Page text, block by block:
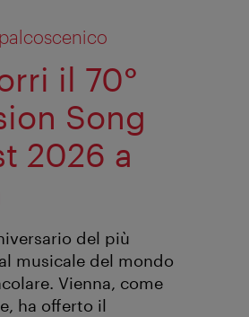
il 70°
Song
2026 a
del più
musicale del mondo
Vienna, come
ha offerto il